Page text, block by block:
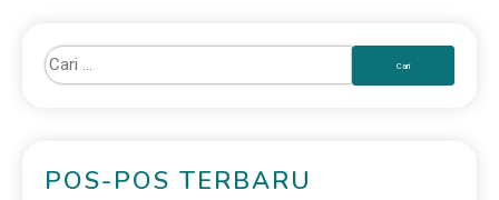
POS-POS TERBARU